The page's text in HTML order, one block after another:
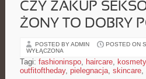
CZY ZAKUP
ŻONY TO DOBRY
POSTED BY ADMIN POSTED ON
WYŁĄCZONA
Tagi: fashioninspo, haircare,
outfitoftheday, pielegnacja, skincare,